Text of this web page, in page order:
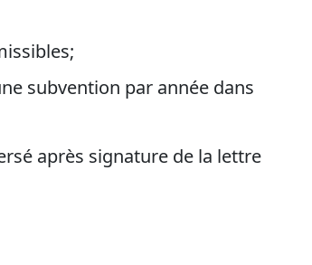
subvention par année dans
après signature de la lettre